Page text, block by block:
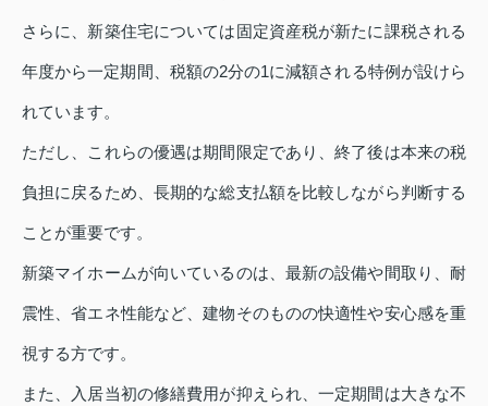
さらに、新築住宅については固定資産税が新たに課税される
年度から一定期間、税額の2分の1に減額される特例が設けら
れています。
ただし、これらの優遇は期間限定であり、終了後は本来の税
負担に戻るため、長期的な総支払額を比較しながら判断する
ことが重要です。
新築マイホームが向いているのは、最新の設備や間取り、耐
震性、省エネ性能など、建物そのものの快適性や安心感を重
視する方です。
また、入居当初の修繕費用が抑えられ、一定期間は大きな不